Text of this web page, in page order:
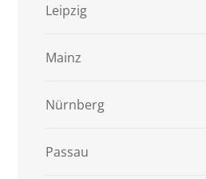
Leipzig
Mainz
Nürnberg
Passau